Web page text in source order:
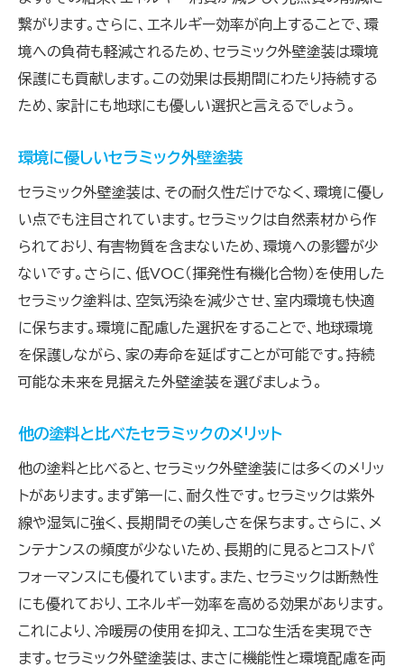
繋がります。さらに、エネルギー効率が向上することで、環
境への負荷も軽減されるため、セラミック外壁塗装は環境
保護にも貢献します。この効果は長期間にわたり持続する
ため、家計にも地球にも優しい選択と言えるでしょう。
環境に優しいセラミック外壁塗装
セラミック外壁塗装は、その耐久性だけでなく、環境に優し
い点でも注目されています。セラミックは自然素材から作
られており、有害物質を含まないため、環境への影響が少
ないです。さらに、低VOC（揮発性有機化合物）を使用した
セラミック塗料は、空気汚染を減少させ、室内環境も快適
に保ちます。環境に配慮した選択をすることで、地球環境
を保護しながら、家の寿命を延ばすことが可能です。持続
可能な未来を見据えた外壁塗装を選びましょう。
他の塗料と比べたセラミックのメリット
他の塗料と比べると、セラミック外壁塗装には多くのメリッ
トがあります。まず第一に、耐久性です。セラミックは紫外
線や湿気に強く、長期間その美しさを保ちます。さらに、メ
ンテナンスの頻度が少ないため、長期的に見るとコストパ
フォーマンスにも優れています。また、セラミックは断熱性
にも優れており、エネルギー効率を高める効果があります。
これにより、冷暖房の使用を抑え、エコな生活を実現でき
ます。セラミック外壁塗装は、まさに機能性と環境配慮を両